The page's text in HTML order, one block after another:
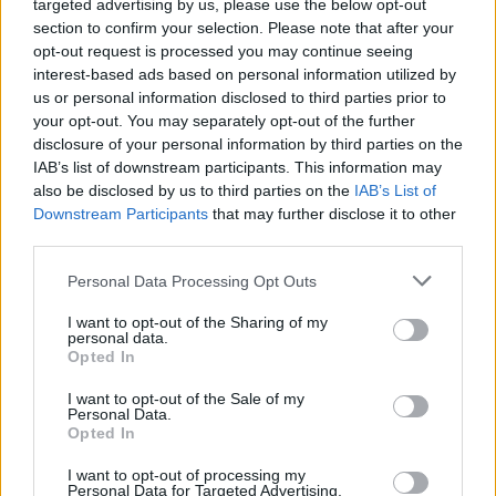
targeted advertising by us, please use the below opt-out
section to confirm your selection. Please note that after your
opt-out request is processed you may continue seeing
interest-based ads based on personal information utilized by
us or personal information disclosed to third parties prior to
your opt-out. You may separately opt-out of the further
disclosure of your personal information by third parties on the
IAB’s list of downstream participants. This information may
also be disclosed by us to third parties on the IAB’s List of
Downstream Participants that may further disclose it to other
Please note that this website/app uses one or more Google
not limited to your visit or usage behaviour. You may click to
grant or deny consent to Google and its third-party tags to
use your data for below specified purposes in below Google
consent section.
Personal Data Processing Opt Outs
I want to opt-out of the Sharing of my
personal data.
Opted In
I want to opt-out of the Sale of my
Personal Data.
Opted In
I want to opt-out of processing my
Personal Data for Targeted Advertising.
disintegrino nel blocco, ha affermato.
La disintegrazione deve essere fermata
L’Europa si trova ad affrontare tre grandi sfide, ha detto
venerdì ai giornalisti il primo ministro Viktor Orban prima del
Forum di Cernobbio.
La pace o la guerra è la prima sfida, mentre la competitività è
la seconda, ha detto, aggiungendo che la presidenza
ungherese dell’UE mira a istituire un nuovo patto di
l’Occidente e l’Oriente, ha detto Come terza sfida, ha
menzionato la migrazione Ha detto che le norme “forzate su
di noi” un anno fa “hanno fallito” e ha insistito sul fatto che la
migrazione potrebbe disintegrare l’UE a meno che non venga
creato un nuovo regime Il processo di disintegrazione deve
deve venire prima.
Orbán ha detto che “l’élite” di Bruxelles ha deciso di istituire
fermare la guerra, evitare che la competitività crollasse e la